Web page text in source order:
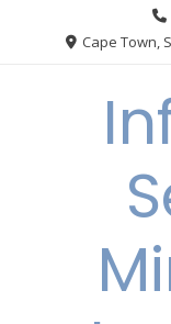
Cape Town,